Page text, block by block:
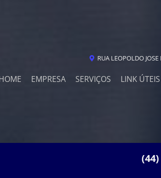
RUA LEOPOLDO
EMPRESA SERVIÇOS LINK ÚTEIS